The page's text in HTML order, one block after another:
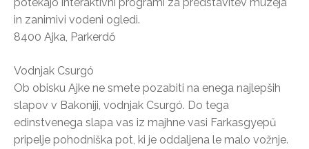
in zanimivi vodeni ogledi.
8400 Ajka, Parkerdő
Vodnjak Csurgó
Ob obisku Ajke ne smete pozabiti na enega najlepših
slapov v Bakoniji, vodnjak Csurgó. Do tega
edinstvenega slapa vas iz majhne vasi Farkasgyepű
pripelje pohodniška pot, ki je oddaljena le malo vožnje.